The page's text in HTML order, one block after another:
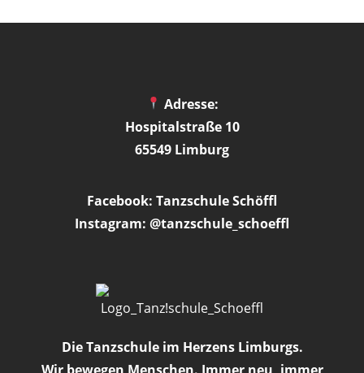
Adresse:
Hospitalstraße 10
65549 Limburg
Facebook: Tanzschule Schöffl
Instagram: @tanzschule_schoeffl
Die Tanzschule im Herzens Limburgs.